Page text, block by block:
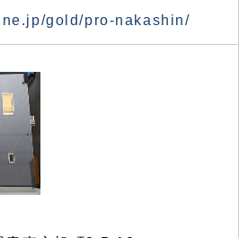
gold/pro-nakashin/